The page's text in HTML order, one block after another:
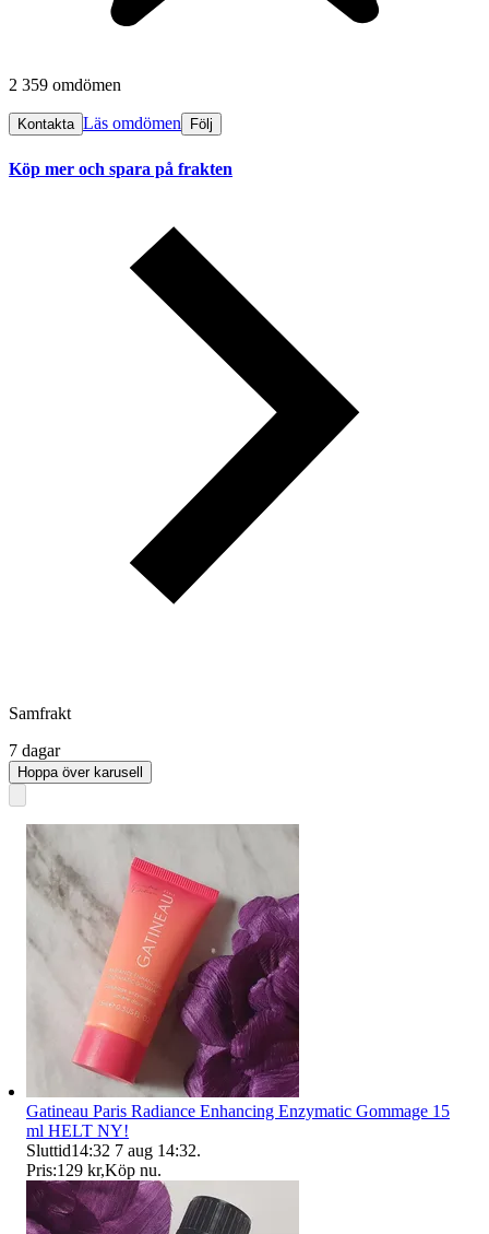
2 359 omdömen
Kontakta Läs omdömen Följ
Köp mer och spara på frakten
Samfrakt
7 dagar
Hoppa över karusell
Gatineau Paris Radiance Enhancing Enzymatic Gommage 15
ml HELT NY!
Sluttid14:32 7 aug 14:32.
Pris:129 kr,Köp nu.